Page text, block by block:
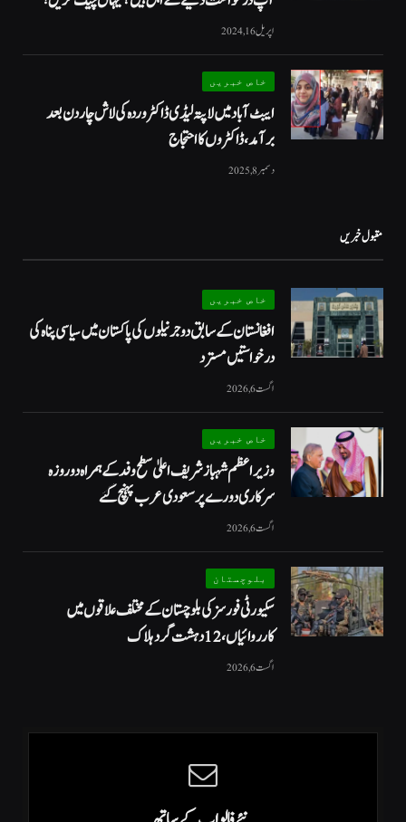
اپریل 16, 2024
خاص خبریں
ایبٹ آباد میں لاپتہ لیڈی ڈاکٹر وردہ کی لاش چار دن بعد
برآمد، ڈاکٹروں کا احتجاج
دسمبر 8, 2025
مقبول خبریں
خاص خبریں
افغانستان کے سابق دو جرنیلوں کی پاکستان میں سیاسی پناہ کی
درخواستیں مسترد
اگست 6, 2026
خاص خبریں
وزیراعظم شہبازشریف اعلیٰ سطح وفد کے ہمراہ دو روزه
سرکاری دورے پر سعودی عرب پہنچ گئے
اگست 6, 2026
بلوچستان
سکیورٹی فورسز کی بلوچستان کے مختلف علاقوں میں
کارروائیاں ، 12 دہشت گرد ہلاک
اگست 6, 2026